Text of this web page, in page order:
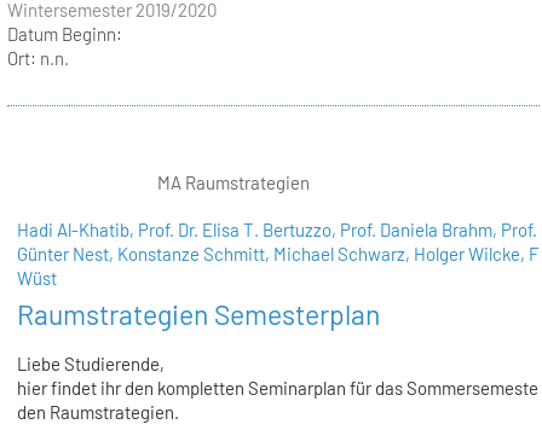
Wintersemester 2019/2020
Datum Beginn:
Ort: n.n.
MA Raumstrategien
Hadi Al-Khatib, Prof. Dr. Elisa T. Bertuzzo, Prof. Daniela Brahm, Prof.
Günter Nest, Konstanze Schmitt, Michael Schwarz, Holger Wilcke,
Wüst
Raumstrategien Semesterplan
Liebe Studierende,
hier findet ihr den kompletten Seminarplan für das
den Raumstrategien.